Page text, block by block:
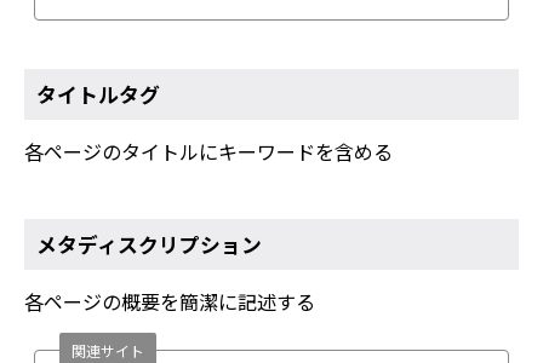
タイトルタグ
各ページのタイトルにキーワードを含める
メタディスクリプション
各ページの概要を簡潔に記述する
関連サイト